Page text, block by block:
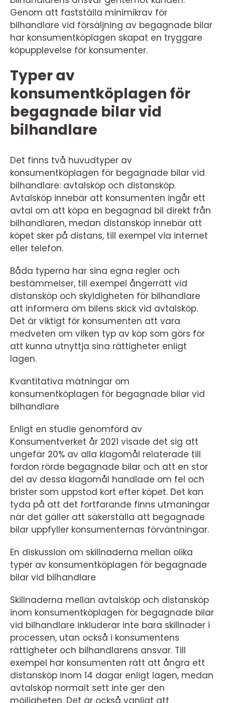
Genom att fastställa minimikrav för
bilhandlare vid försäljning av begagnade bilar
har konsumentköplagen skapat en tryggare
köpupplevelse för konsumenter.
Typer av
konsumentköplagen för
begagnade bilar vid
bilhandlare
Det finns två huvudtyper av
konsumentköplagen för begagnade bilar vid
bilhandlare: avtalsköp och distansköp.
Avtalsköp innebär att konsumenten ingår ett
avtal om att köpa en begagnad bil direkt från
bilhandlaren, medan distansköp innebär att
köpet sker på distans, till exempel via internet
eller telefon.
Båda typerna har sina egna regler och
bestämmelser, till exempel ångerrätt vid
distansköp och skyldigheten för bilhandlare
att informera om bilens skick vid avtalsköp.
Det är viktigt för konsumenten att vara
medveten om vilken typ av köp som görs för
att kunna utnyttja sina rättigheter enligt
lagen.
Kvantitativa mätningar om
konsumentköplagen för begagnade bilar vid
bilhandlare
Enligt en studie genomförd av
Konsumentverket år 2021 visade det sig att
ungefär 20% av alla klagomål relaterade till
fordon rörde begagnade bilar och att en stor
del av dessa klagomål handlade om fel och
brister som uppstod kort efter köpet. Det kan
tyda på att det fortfarande finns utmaningar
när det gäller att säkerställa att begagnade
bilar uppfyller konsumenternas förväntningar.
En diskussion om skillnaderna mellan olika
typer av konsumentköplagen för begagnade
bilar vid bilhandlare
Skillnaderna mellan avtalsköp och distansköp
inom konsumentköplagen för begagnade bilar
vid bilhandlare inkluderar inte bara skillnader i
processen, utan också i konsumentens
rättigheter och bilhandlarens ansvar. Till
exempel har konsumenten rätt att ångra ett
distansköp inom 14 dagar enligt lagen, medan
avtalsköp normalt sett inte ger den